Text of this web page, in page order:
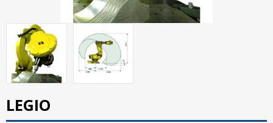
LEGIO